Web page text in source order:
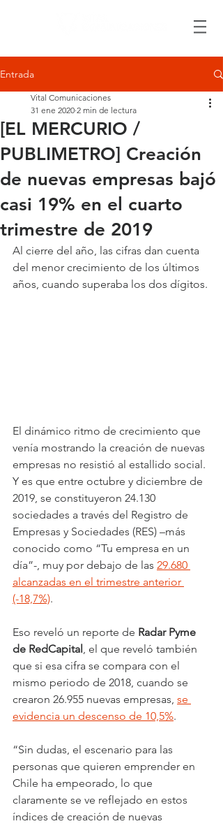
Entrada
[EL MERCURIO /
PUBLIMETRO] Creación
de nuevas empresas bajó
casi 19% en el cuarto
trimestre de 2019
Vital Comunicaciones
31 ene 2020 2 min de lectura
Al cierre del año, las cifras dan cuenta
del menor crecimiento de los últimos
años, cuando superaba los dos dígitos.
El dinámico ritmo de crecimiento que
venía mostrando la creación de nuevas
empresas no resistió al estallido social.
Y es que entre octubre y diciembre de
2019, se constituyeron 24.130
sociedades a través del Registro de
Empresas y Sociedades (RES) –más
conocido como “Tu empresa en un
día”-, muy por debajo de las 29.680
alcanzadas en el trimestre anterior
(-18,7%).
Eso reveló un reporte de Radar Pyme
de RedCapital , el que reveló también
que si esa cifra se compara con el
mismo periodo de 2018, cuando se
crearon 26.955 nuevas empresas, se
evidencia un descenso de 10,5%.
“Sin dudas, el escenario para las
personas que quieren emprender en
Chile ha empeorado, lo que
claramente se ve reflejado en estos
índices de creación de nuevas